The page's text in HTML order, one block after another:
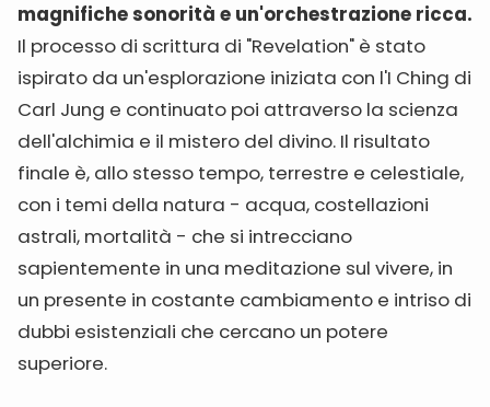
magnifiche sonorità e un'orchestrazione ricca.
Il processo di scrittura di "Revelation" è stato
ispirato da un'esplorazione iniziata con l'I Ching di
Carl Jung e continuato poi attraverso la scienza
dell'alchimia e il mistero del divino. Il risultato
finale è, allo stesso tempo, terrestre e celestiale,
con i temi della natura - acqua, costellazioni
astrali, mortalità - che si intrecciano
sapientemente in una meditazione sul vivere, in
un presente in costante cambiamento e intriso di
dubbi esistenziali che cercano un potere
superiore.